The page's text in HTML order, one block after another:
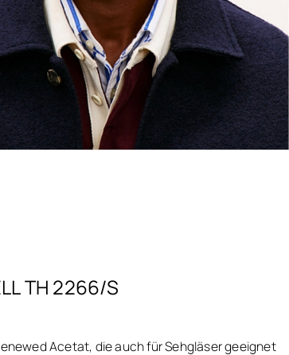
TH 2266/S
Acetat, die auch für Sehgläser geeignet